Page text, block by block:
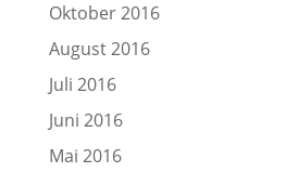
Oktober 2016
August 2016
Juli 2016
Juni 2016
Mai 2016